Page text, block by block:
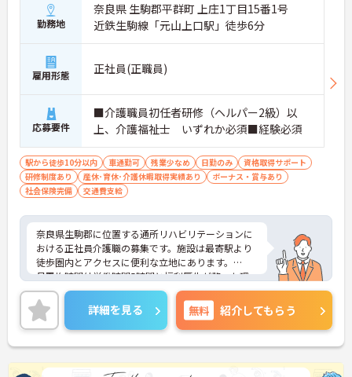
勤務地
奈良県 生駒郡平群町 上庄1丁目15番1号
近鉄生駒線「元山上口駅」徒歩6分
雇用形態 正社員(正職員)
応募要件
■介護職員初任者研修（ヘルパー2級）以
上、介護福祉士 いずれか必須■経験必須
駅から徒歩10分以内 車通勤可 残業少なめ 日勤のみ
資格取得サポート
研修制度あり
産休･育休･介護休暇取得実績あり
ボーナス・賞与あり
社会保険完備
交通費支給
奈良県生駒郡に位置する通所リハビリテーションに
おける正社員介護職の募集です。施設は最寄駅より
徒歩圏内とアクセスに便利な立地にあります。
月平均時間外労働時間5時間と福利厚生が整った環
境で、プライベートとの両立がとりやすいです♪
ご興味のある方には、面接対策ポイントなど、さら
に詳細をお話しいたしますのでお気軽にご相談くだ
さい！
詳細を見る 無料 紹介してもらう